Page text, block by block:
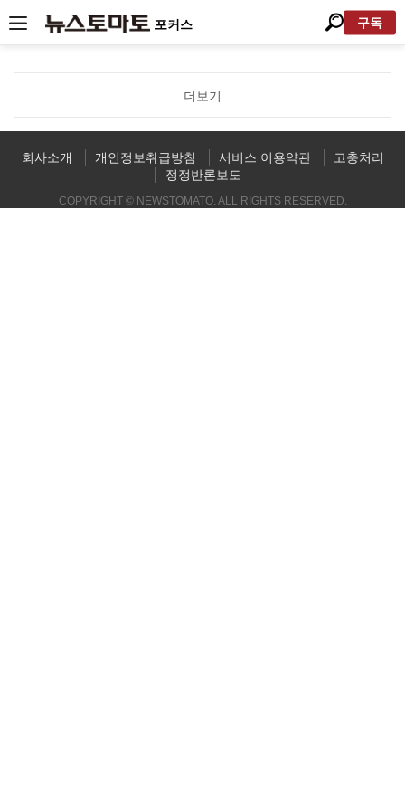
포커스 구독
더보기
회사소개 개인정보취급방침 서비스 이용약관
고충처리
정정반론보도
COPYRIGHT © NEWSTOMATO. ALL RIGHTS RESERVED.